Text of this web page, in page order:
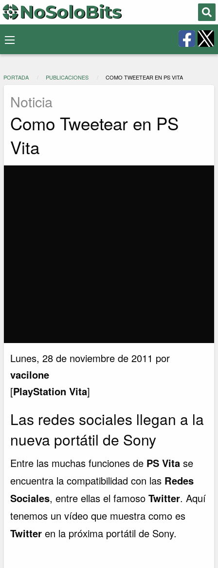
PORTADA PUBLICACIONES COMO TWEETEAR EN PS VITA
Noticia
Como Tweetear en PS
Vita
Lunes, 28 de noviembre de 2011 por
vacilone
[PlayStation Vita]
Las redes sociales llegan a la
nueva portátil de Sony
Entre las muchas funciones de PS Vita se
encuentra la compatibilidad con las Redes
Sociales, entre ellas el famosoTwitter. Aquí
tenemos un vídeo que muestra como es
Twitteren la próxima portátil de Sony.